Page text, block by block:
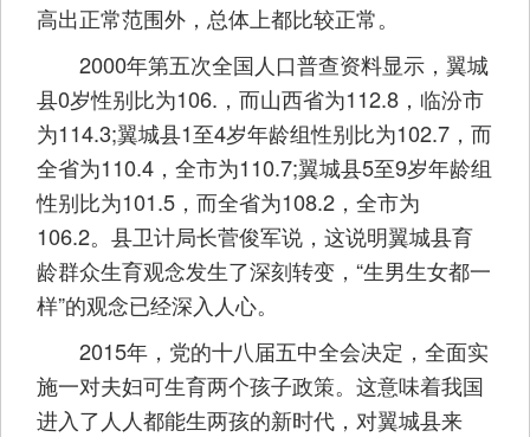
高出正常范围外，总体上都比较正常。
2000年第五次全国人口普查资料显示，翼城
县0岁性别比为106.，而山西省为112.8，临汾市
为114.3;翼城县1至4岁年龄组性别比为102.7，而
全省为110.4，全市为110.7;翼城县5至9岁年龄组
性别比为101.5，而全省为108.2，全市为
106.2。县卫计局长菅俊军说，这说明翼城县育
龄群众生育观念发生了深刻转变，“生男生女都一
样”的观念已经深入人心。
2015年，党的十八届五中全会决定，全面实
施一对夫妇可生育两个孩子政策。这意味着我国
进入了人人都能生两孩的新时代，对翼城县来